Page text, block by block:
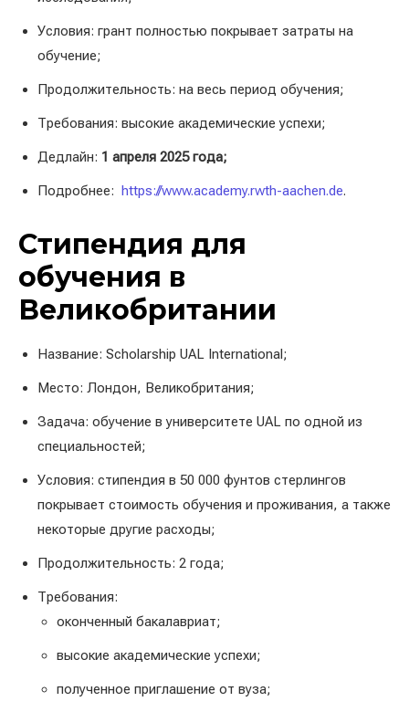
Условия: грант полностью покрывает затраты на
обучение;
Продолжительность: на весь период обучения;
Требования: высокие академические успехи;
Дедлайн: 1 апреля 2025 года;
Подробнее: https://www.academy.rwth-aachen.de.
Стипендия для
обучения в
Великобритании
Название: Scholarship UAL International;
Место: Лондон, Великобритания;
Задача: обучение в университете UAL по одной из
специальностей;
Условия: стипендия в 50 000 фунтов стерлингов
покрывает стоимость обучения и проживания, а также
некоторые другие расходы;
Продолжительность: 2 года;
Требования:
оконченный бакалавриат;
высокие академические успехи;
полученное приглашение от вуза;